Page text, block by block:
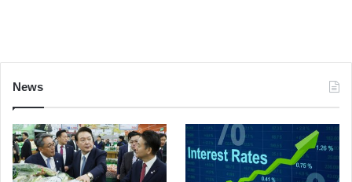
News